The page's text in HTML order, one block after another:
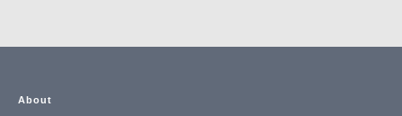
About